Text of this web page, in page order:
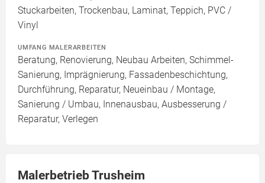
Stuckarbeiten, Trockenbau, Laminat, Teppich, PVC /
Vinyl
UMFANG MALERARBEITEN
Beratung, Renovierung, Neubau Arbeiten, Schimmel-
Sanierung, Imprägnierung, Fassadenbeschichtung,
Durchführung, Reparatur, Neueinbau / Montage,
Sanierung / Umbau, Innenausbau, Ausbesserung /
Reparatur, Verlegen
Malerbetrieb Trusheim